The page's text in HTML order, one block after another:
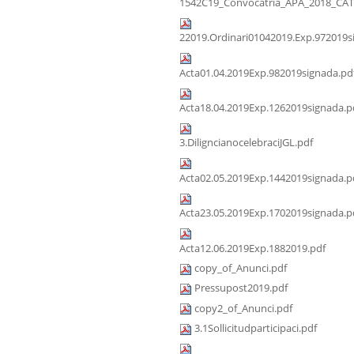
3.DiligncianocelebraciJGL.pdf
Acta12.06.2019Exp.1882019.pdf
copy_of_Anunci.pdf
Pressupost2019.pdf
copy2_of_Anunci.pdf
3.1Sollicitudparticipaci.pdf